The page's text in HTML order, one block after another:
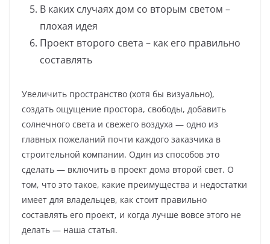
В каких случаях дом со вторым светом –
плохая идея
Проект второго света – как его правильно
составлять
Увеличить пространство (хотя бы визуально),
создать ощущение простора, свободы, добавить
солнечного света и свежего воздуха — одно из
главных пожеланий почти каждого заказчика в
строительной компании. Один из способов это
сделать — включить в проект дома второй свет. О
том, что это такое, какие преимущества и недостатки
имеет для владельцев, как стоит правильно
составлять его проект, и когда лучше вовсе этого не
делать — наша статья.